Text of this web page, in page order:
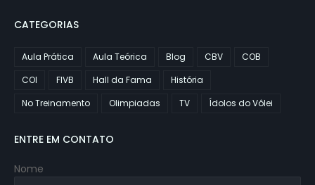
CATEGORIAS
Aula Prática Aula Teórica Blog CBV
COB
COI
FIVB Hall da Fama
História
No Treinamento
Olimpiadas TV Ídolos do Vôlei
ENTRE EM CONTATO
Nome